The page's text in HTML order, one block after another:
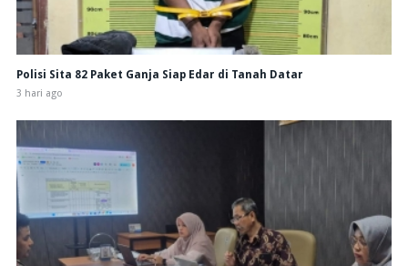
Polisi Sita 82 Paket Ganja Siap Edar di Tanah Datar
3 hari ago